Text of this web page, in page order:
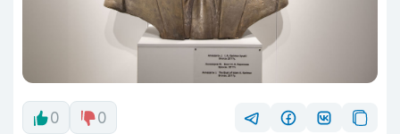
0 0